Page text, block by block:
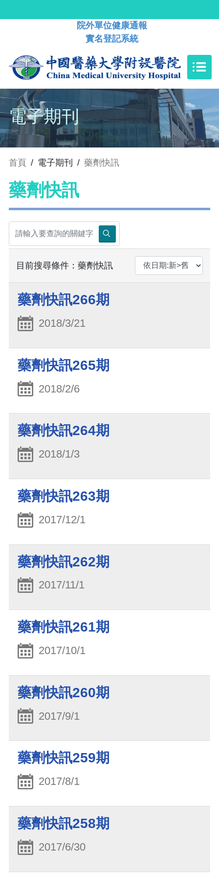
院外單位健康通報
實名登記系統
電子期刊
首頁 / 電子期刊 / 藥劑快訊
藥劑快訊
目前搜尋條件：藥劑快訊
藥劑快訊266期
2018/3/21
藥劑快訊265期
2018/2/6
藥劑快訊264期
2018/1/3
藥劑快訊263期
2017/12/1
藥劑快訊262期
2017/11/1
藥劑快訊261期
2017/10/1
藥劑快訊260期
2017/9/1
藥劑快訊259期
2017/8/1
藥劑快訊258期
2017/6/30